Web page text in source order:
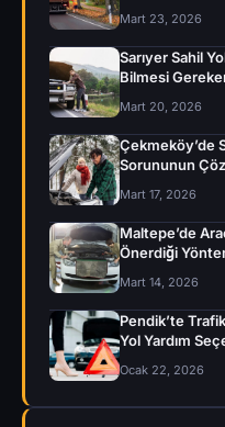
Mart 23, 2026
Sarıyer Sahil
Bilmesi
Mart 20, 2026
Çekmeköy’de
Sorununun
Mart 17, 2026
Maltepe’de
Önerdiği
Mart 14, 2026
Pendik’te
Yol Yardım
Ocak 22, 2026